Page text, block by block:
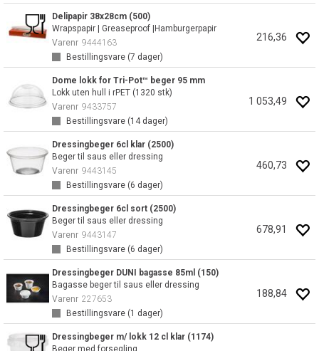
Delipapir 38x28cm (500)
Wrapspapir | Greaseproof |Hamburgerpapir
Varenr 9444163
Bestillingsvare (7 dager)
216,36
Dome lokk for Tri-Pot™ beger 95 mm
Lokk uten hull i rPET (1320 stk)
Varenr 9433757
Bestillingsvare (14dager)
1 053,49
Dressingbeger 6cl klar (2500)
Beger til saus eller dressing
Varenr 9443145
Bestillingsvare (6 dager)
460,73
Dressingbeger 6cl sort (2500)
Beger til saus eller dressing
Varenr 9443147
Bestillingsvare (6 dager)
678,91
Dressingbeger DUNI bagasse 85ml (150)
Bagasse beger til saus eller dressing
Varenr 227653
Bestillingsvare (1 dager)
188,84
Dressingbeger m/ lokk 12 cl klar (1174)
Beger med forsegling